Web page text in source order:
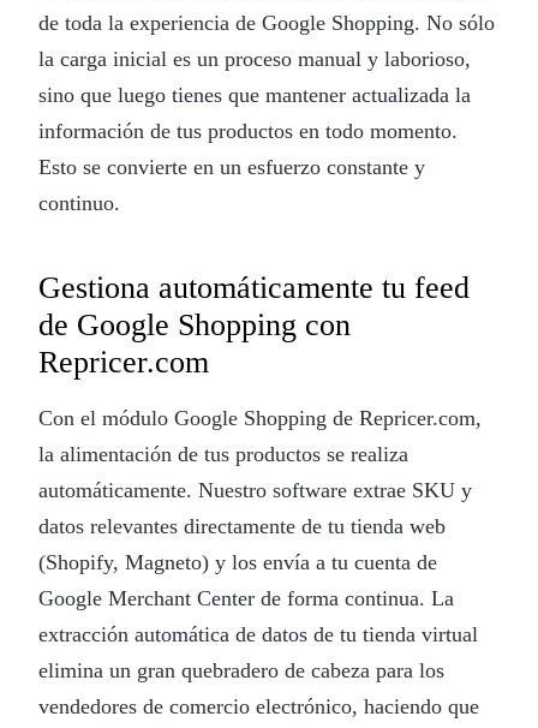
de toda la experiencia de Google Shopping. No sólo
la carga inicial es un proceso manual y laborioso,
sino que luego tienes que mantener actualizada la
información de tus productos en todo momento.
Esto se convierte en un esfuerzo constante y
continuo.
Gestiona automáticamente tu feed
de Google Shopping con
Repricer.com
Con el módulo Google Shopping de Repricer.com,
la alimentación de tus productos se realiza
automáticamente. Nuestro software extrae SKU y
datos relevantes directamente de tu tienda web
(Shopify, Magneto) y los envía a tu cuenta de
Google Merchant Center de forma continua. La
extracción automática de datos de tu tienda virtual
elimina un gran quebradero de cabeza para los
vendedores de comercio electrónico, haciendo que